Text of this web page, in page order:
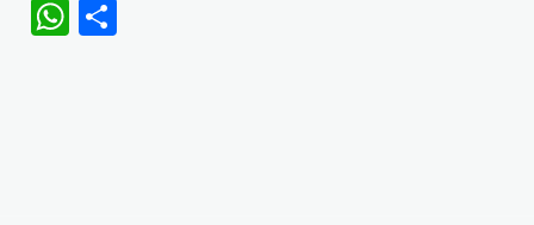
WhatsApp